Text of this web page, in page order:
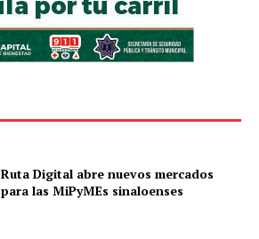
Ruta Digital abre nuevos mercados
para las MiPyMEs sinaloenses